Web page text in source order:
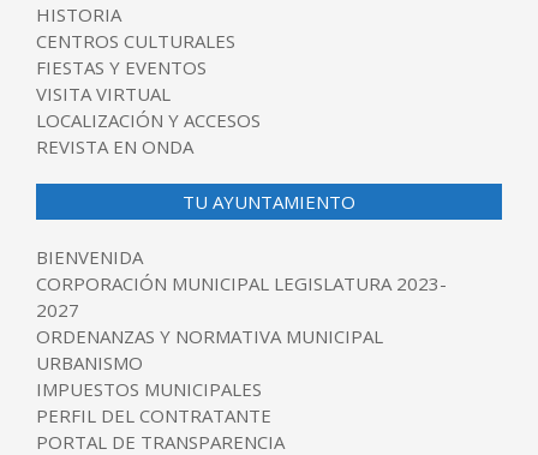
HISTORIA
CENTROS CULTURALES
FIESTAS Y EVENTOS
VISITA VIRTUAL
LOCALIZACIÓN Y ACCESOS
REVISTA EN ONDA
TU AYUNTAMIENTO
BIENVENIDA
CORPORACIÓN MUNICIPAL LEGISLATURA 2023-
2027
ORDENANZAS Y NORMATIVA MUNICIPAL
URBANISMO
IMPUESTOS MUNICIPALES
PERFIL DEL CONTRATANTE
PORTAL DE TRANSPARENCIA